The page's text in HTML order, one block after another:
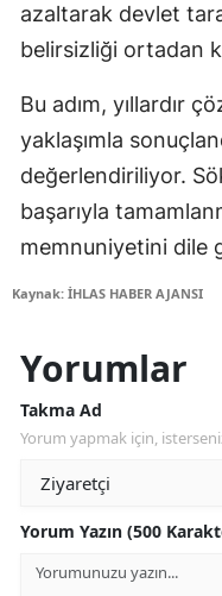
azaltarak devlet
belirsizliği ortadan
Bu adım, yıllardır
yaklaşımla
değerlendiriliyor.
başarıyla
memnuniyetini dile
Kaynak: İHLAS HABER AJANSI
Yorumlar
Takma Ad
Yorum yapmak için,
Yorum Yazın (500